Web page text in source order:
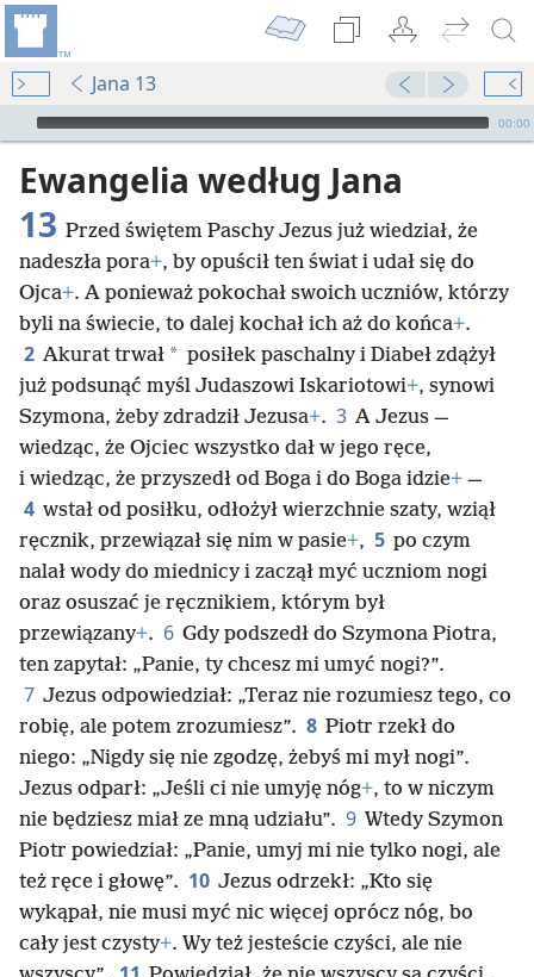
Jana 13
Audio Player
00:00
Ewangelia według Jana
13 Przed świętem Paschy Jezus już wiedział, że
nadeszła pora+, by opuścił ten świat i udał się do
Ojca+. A ponieważ pokochał swoich uczniów, którzy
byli na świecie, to dalej kochał ich aż do końca+.
2 Akurat trwał * posiłek paschalny i Diabeł zdążył
już podsunąć myśl Judaszowi Iskariotowi+, synowi
Szymona, żeby zdradził Jezusa+. 3 A Jezus —
wiedząc, że Ojciec wszystko dał w jego ręce,
i wiedząc, że przyszedł od Boga i do Boga idzie+ —
4 wstał od posiłku, odłożył wierzchnie szaty, wziął
ręcznik, przewiązał się nim w pasie+, 5 po czym
nalał wody do miednicy i zaczął myć uczniom nogi
oraz osuszać je ręcznikiem, którym był
przewiązany+. 6 Gdy podszedł do Szymona Piotra,
ten zapytał: „Panie, ty chcesz mi umyć nogi?”.
7 Jezus odpowiedział: „Teraz nie rozumiesz tego, co
robię, ale potem zrozumiesz”. 8 Piotr rzekł do
niego: „Nigdy się nie zgodzę, żebyś mi mył nogi”.
Jezus odparł: „Jeśli ci nie umyję nóg+, to w niczym
nie będziesz miał ze mną udziału”. 9 Wtedy Szymon
Piotr powiedział: „Panie, umyj mi nie tylko nogi, ale
też ręce i głowę”. 10 Jezus odrzekł: „Kto się
wykąpał, nie musi myć nic więcej oprócz nóg, bo
cały jest czysty+. Wy też jesteście czyści, ale nie